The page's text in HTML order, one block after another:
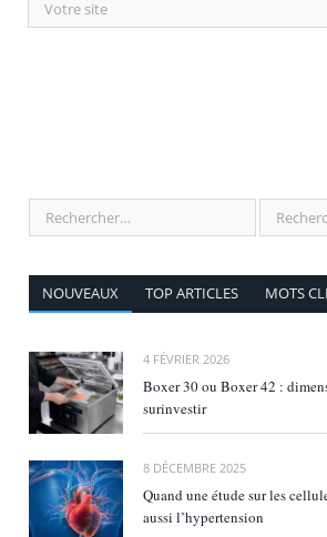
NOUVEAUX TOP ARTICLES MOTS
4 FÉVRIER 2026
Boxer 30 ou Boxer 42 :
surinvestir
8 DÉCEMBRE 2025
Quand une étude sur les
aussi l’hypertension